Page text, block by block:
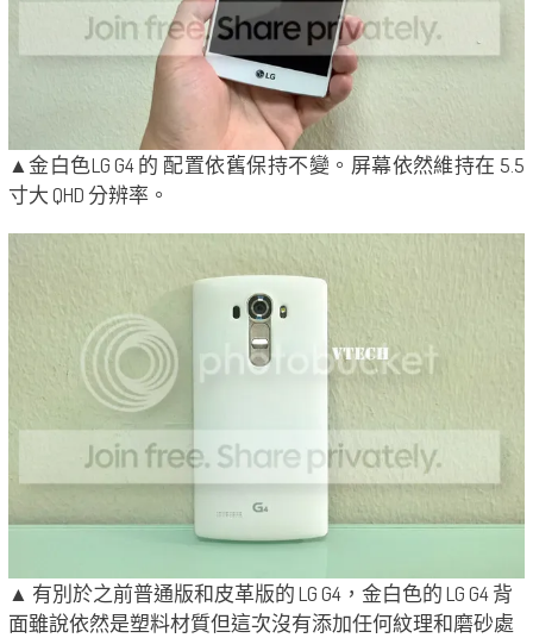
▲金白色LG G4 的 配置依舊保持不變。屏幕依然維持在 5.5
寸大 QHD 分辨率。
▲ 有別於之前普通版和皮革版的 LG G4，金白色的 LG G4 背
面雖說依然是塑料材質但這次沒有添加任何紋理和磨砂處